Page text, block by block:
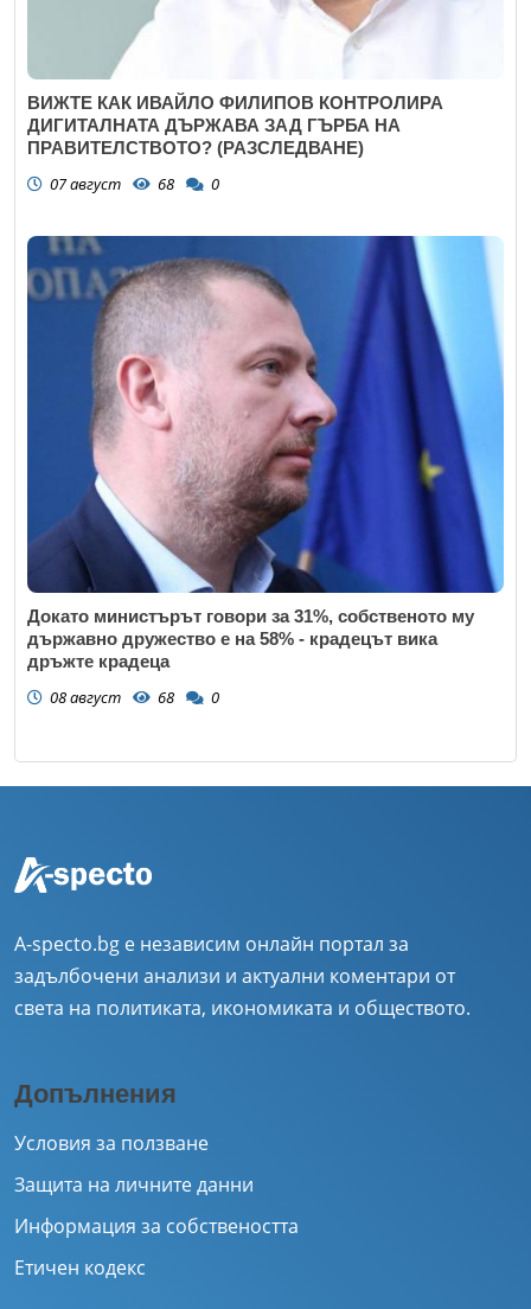
ВИЖТЕ КАК ИВАЙЛО ФИЛИПОВ КОНТРОЛИРА
ДИГИТАЛНАТА ДЪРЖАВА ЗАД ГЪРБА НА
ПРАВИТЕЛСТВОТО? (РАЗСЛЕДВАНЕ)
07 август 68 0
Докато министърът говори за 31%, собственото му
държавно дружество е на 58% - крадецът вика
дръжте крадеца
08 август 68 0
A-specto.bg е независим онлайн портал за
задълбочени анализи и актуални коментари от
света на политиката, икономиката и обществото.
Допълнения
Условия за ползване
Защита на личните данни
Информация за собствеността
Етичен кодекс